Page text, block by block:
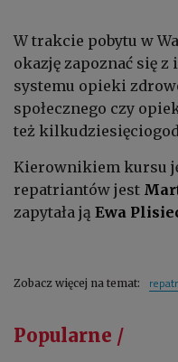
W trakcie pobytu w
okazję zapoznać się
systemu opieki
społecznego czy
też
Kierownikiem kursu
repatriantów jest
zapytała ją Ewa
Zobacz więcej na temat:
Popularne /